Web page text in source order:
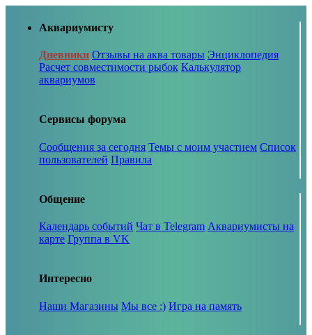
Аквариумисту
Дневники Отзывы на аква товары Энциклопедия
Расчет совместимости рыбок Калькулятор
аквариумов
Сервисы форума
Сообщения за сегодня Темы с моим участием Список
пользователей Правила
Общение
Календарь событий Чат в Telegram Аквариумисты на
карте Группа в VK
Интересно
Наши Магазины Мы все :) Игра на память